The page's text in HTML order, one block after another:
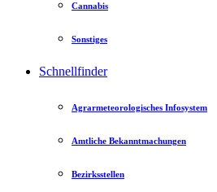
Cannabis
Sonstiges
Schnellfinder
Agrarmeteorologisches Infosystem
Amtliche Bekanntmachungen
Bezirksstellen